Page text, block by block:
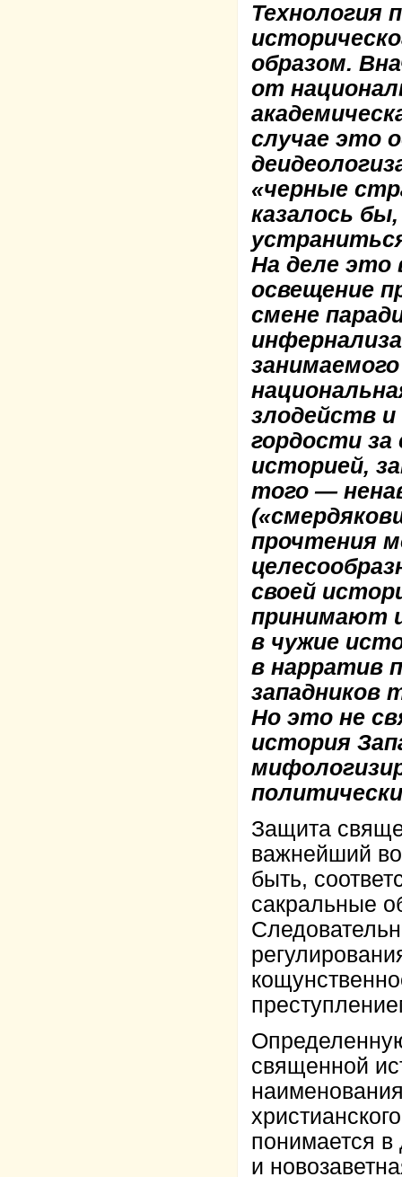
Технология
образом.
от
случае это
«черные
казалось
На деле это
освещение
смене
злодейств
гордости за
историей,
того —
прочтения
своей
принимают
в чужие
в нарратив
западников
Но это не
история
Защита
важнейший
быть,
сакральные
священной
понимается
и